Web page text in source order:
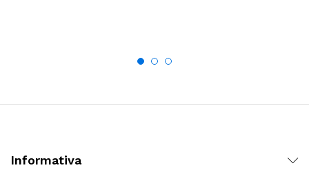
Informativa